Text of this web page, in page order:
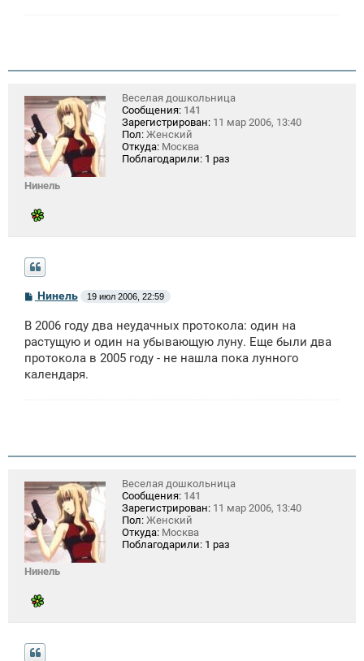
Нинель
Веселая дошкольница
Сообщения: 141
Зарегистрирован: 11 мар 2006, 13:40
Пол: Женский
Откуда: Москва
Поблагодарили: 1 раз
С
б
щ
н
и
Нинель 19 июл 2006, 22:59
В 2006 году два неудачных протокола: один на
растущую и один на убывающую луну. Еще были два
протокола в 2005 году - не нашла пока лунного
календаря.
Нинель
Веселая дошкольница
Сообщения: 141
Зарегистрирован: 11 мар 2006, 13:40
Пол: Женский
Откуда: Москва
Поблагодарили: 1 раз